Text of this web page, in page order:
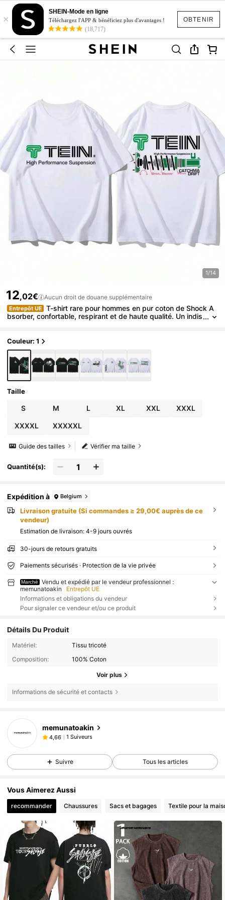
OBTENIR
×
SHEIN-Mode en ligne
Téléchargez l'APP & bénéficiez plus d'avantages !
(18,717)
1/14
12,02€ Aucun droit de douane supplémentaire
Entrepôt UE
T-shirt rare pour hommes en pur coton de Shock A
bsorber, confortable, respirant et de haute qualité. Un indis
Couleur: 1
Taille
S M L XL XXL XXXL
XXXXL XXXXXL
Vérifier ma taille
Guide des tailles
Quantité(s):
Expédition à Belgium
Livraison gratuite (Si commandes ≥ 29,00€ auprès de ce
vendeur)
Estimation de livraison: 4-9 jours ouvrés
30-jours de retours gratuits
Paiements sécurisés · Protection de la vie privée
Marché
Vendu et expédié par le vendeur professionnel :
memunatoakin
Entrepôt UE
Informations et obligations du vendeur
Pour signaler ce vendeur et/ou ce produit
Détails Du Produit
Matériel:
Tissu tricoté
Composition:
100% Coton
Voir plus
Informations de sécurité et contacts
memunatoakin
4,66 1 Suiveurs
Suivre Tous les articles
Vous Aimerez Aussi
recommander Chaussures Sacs et bagages Textile pour la